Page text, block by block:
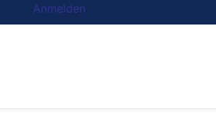
Anmelden